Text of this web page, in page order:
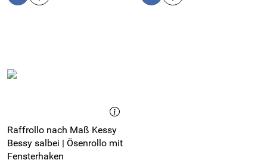
Raffrollo nach Maß Kessy
Bessy salbei | Ösenrollo mit
Fensterhaken